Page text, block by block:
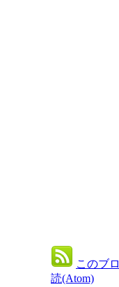
このブ
読(Atom)